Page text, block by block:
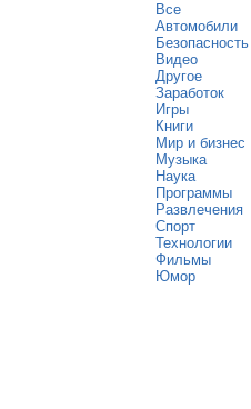
Все
Автомобили
Безопасность
Видео
Другое
Заработок
Игры
Книги
Мир и бизнес
Музыка
Наука
Программы
Развлечения
Спорт
Технологии
Фильмы
Юмор